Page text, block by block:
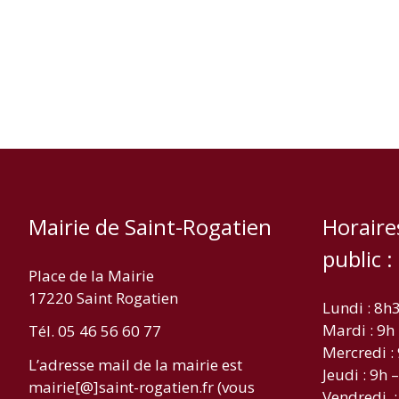
Mairie de Saint-Rogatien
Place de la Mairie
17220 Saint Rogatien
Tél. 05 46 56 60 77
L’adresse mail de la mairie est
mairie[@]saint-rogatien.fr (vous
public :
Lundi :
Mardi : 9h
Mercredi :
Jeudi : 9h